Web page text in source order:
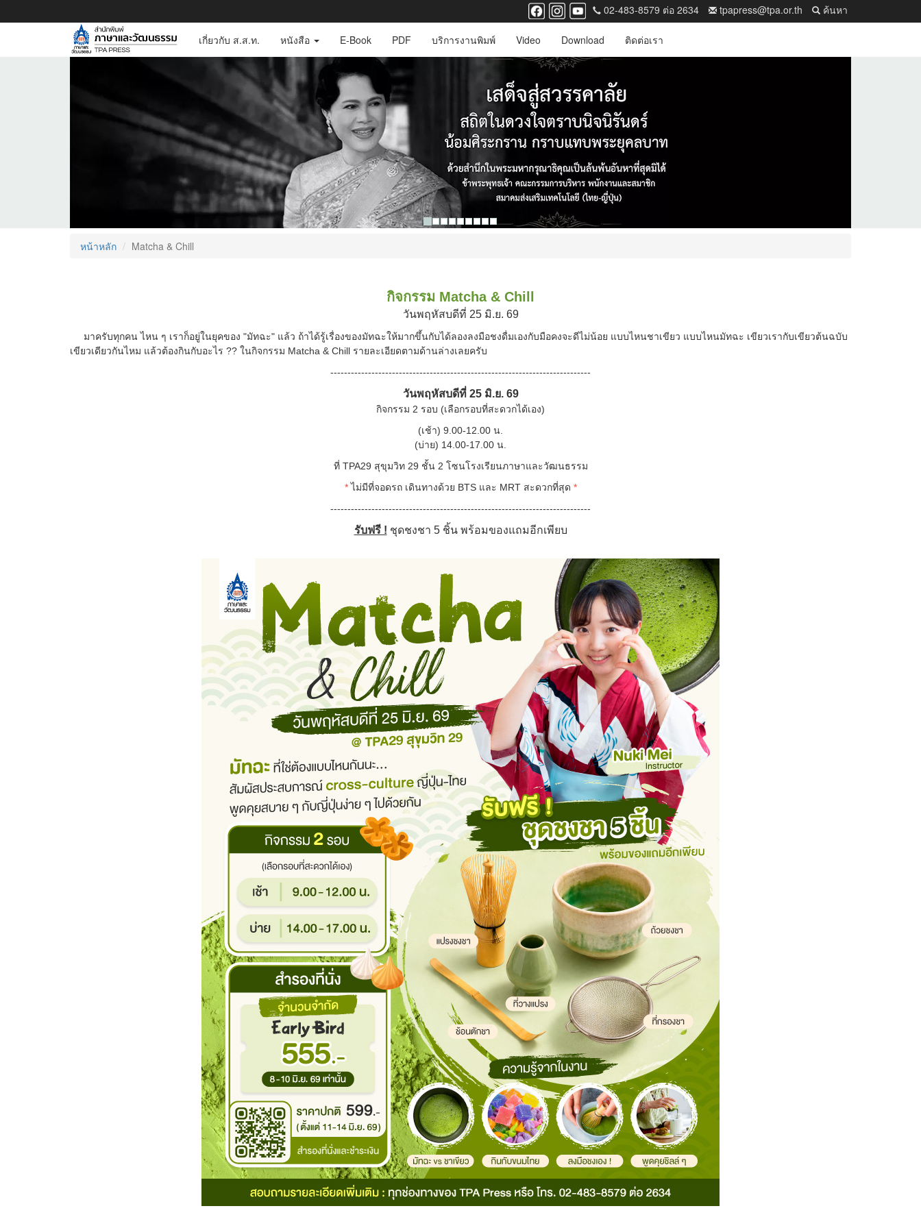
02-483-8579 ต่อ 2634 tpapress@tpa.or.th ค้นหา
เกี่ยวกับ ส.ส.ท. หนังสือ E-Book PDF บริการงานพิมพ์ Video Download ติดต่อเรา
หน้าหลัก Matcha & Chill
กิจกรรม Matcha & Chill
วันพฤหัสบดีที่ 25 มิ.ย. 69
มาครับทุกคน ไหน ๆ เราก็อยู่ในยุคของ "มัทฉะ" แล้ว ถ้าได้รู้เรื่องของมัทฉะให้มากขึ้นกับได้ลองลงมือชงดื่มเองกับมือคงจะดีไม่น้อย แบบไหนชาเขียว แบบไหนมัทฉะ เขียวเรากับเขียวต้นฉบับ
เขียวเดียวกันไหม แล้วต้องกินกับอะไร ?? ในกิจกรรม Matcha & Chill รายละเอียดตามด้านล่างเลยครับ
----------------------------------------------------------------------------
วันพฤหัสบดีที่ 25 มิ.ย. 69
กิจกรรม 2 รอบ (เลือกรอบที่สะดวกได้เอง)
(เช้า) 9.00-12.00 น.
(บ่าย) 14.00-17.00 น.
ที่ TPA29 สุขุมวิท 29 ชั้น 2 โซนโรงเรียนภาษาและวัฒนธรรม
*ไม่มีที่จอดรถ เดินทางด้วย BTS และ MRT สะดวกที่สุด *
----------------------------------------------------------------------------
รับฟรี ! ชุดชงชา 5 ชิ้น พร้อมของแถมอีกเพียบ